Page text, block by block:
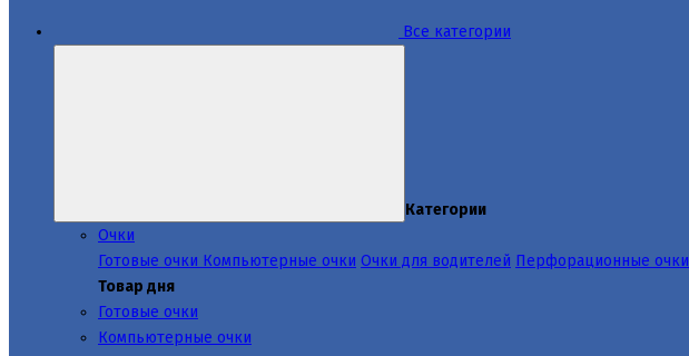
Все категории
Категории
Очки
Готовые очки Компьютерные очки Очки для водителей Перфорационные очки
Товар дня
Готовые очки
Компьютерные очки